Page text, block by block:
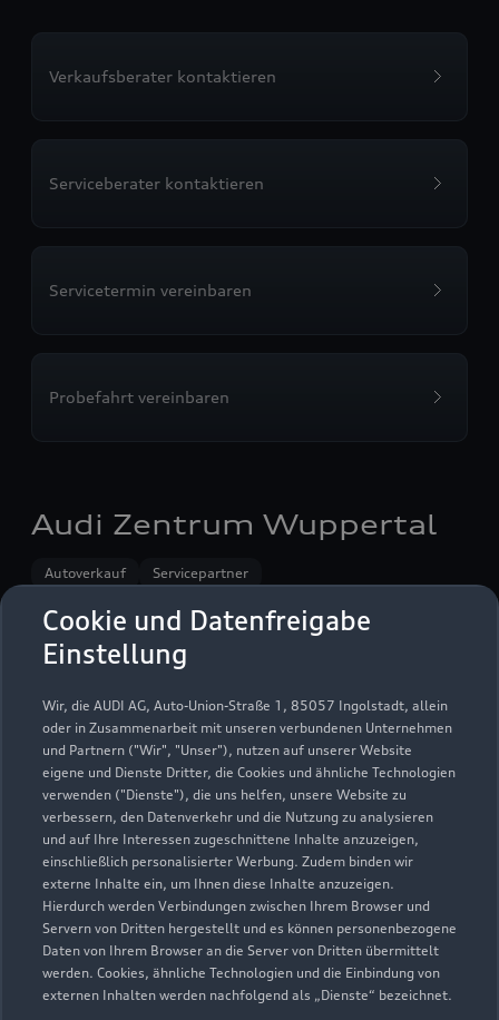
Cookie und Datenfreigabe
Einstellung
Wir, die AUDI AG, Auto-Union-Straße 1, 85057 Ingolstadt, allein
oder in Zusammenarbeit mit unseren verbundenen Unternehmen
und Partnern ("Wir", "Unser"), nutzen auf unserer Website
eigene und Dienste Dritter, die Cookies und ähnliche Technologien
verwenden ("Dienste"), die uns helfen, unsere Website zu
verbessern, den Datenverkehr und die Nutzung zu analysieren
und auf Ihre Interessen zugeschnittene Inhalte anzuzeigen,
einschließlich personalisierter Werbung. Zudem binden wir
externe Inhalte ein, um Ihnen diese Inhalte anzuzeigen.
Hierdurch werden Verbindungen zwischen Ihrem Browser und
Servern von Dritten hergestellt und es können personenbezogene
Daten von Ihrem Browser an die Server von Dritten übermittelt
werden. Cookies, ähnliche Technologien und die Einbindung von
externen Inhalten werden nachfolgend als „Dienste“ bezeichnet.
Verkaufsberater kontaktieren
Serviceberater kontaktieren
Servicetermin vereinbaren
Probefahrt vereinbaren
Audi Zentrum Wuppertal
Autoverkauf
Servicepartner
Uellendahler Straße 306
42109 Wuppertal